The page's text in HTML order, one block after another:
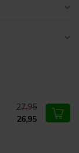
27,95
26,95